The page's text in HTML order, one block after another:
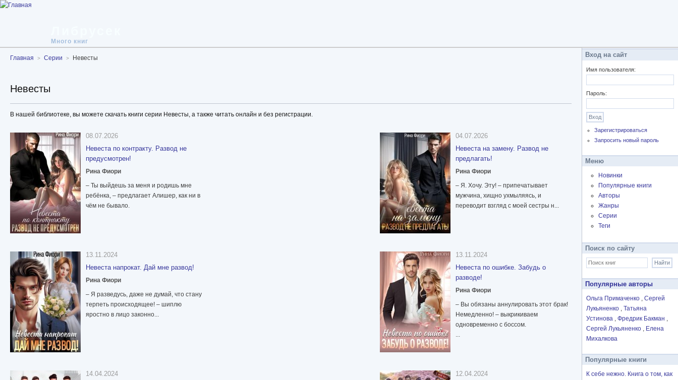
Много книг
Главная Серии Невесты
Невесты
В нашей библиотеке, вы можете скачать книги серии Невесты, а также читать онлайн и без регистрации.
08.07.2026
Невеста по контракту. Развод не
предусмотрен!
Рина Фиори
– Ты выйдешь за меня и родишь мне
ребёнка, – предлагает Алишер, как ни в
чём не бывало.
04.07.2026
Невеста на замену. Развод не
предлагать!
Рина Фиори
– Я. Хочу. Эту! – припечатывает
мужчина, хищно ухмыляясь, и
переводит взгляд с моей сестры н...
13.11.2024
Невеста напрокат. Дай мне развод!
Рина Фиори
– Я разведусь, даже не думай, что стану
терпеть происходящее! – шиплю
яростно в лицо законно...
13.11.2024
Невеста по ошибке. Забудь о
разводе!
Рина Фиори
– Вы обязаны аннулировать этот брак!
Немедленно! – выкрикиваем
одновременно с боссом.
...
14.04.2024
12.04.2024
Вход на сайт
Имя пользователя:
Пароль:
Зарегистрироваться
Запросить новый пароль
Меню
Новинки
Популярные книги
Авторы
Жанры
Серии
Теги
Поиск по сайту
Популярные авторы
Ольга Примаченко
Сергей
Лукьяненко
Татьяна
Устинова
Фредрик Бакман
Сергей Лукьяненко
Елена
Михалкова
Популярные книги
К себе нежно. Книга о том, как